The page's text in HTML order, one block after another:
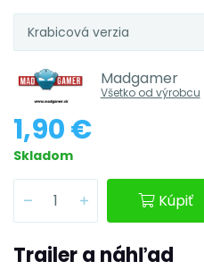
Krabicová verzia
Madgamer
Všetko od výrobcu
1,90 €
Skladom
Kúpiť
Trailer a náhľad